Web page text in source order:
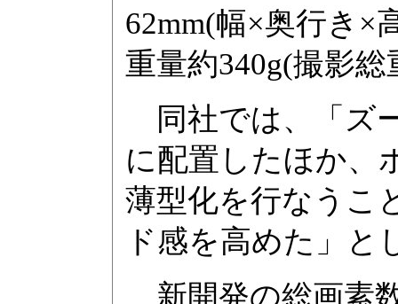
62mm(幅×奥行き×
重量約340g(撮影
同社では、「ズ
に配置したほか、
薄型化を行なうこ
ド感を高めた」と
新開発の総画素